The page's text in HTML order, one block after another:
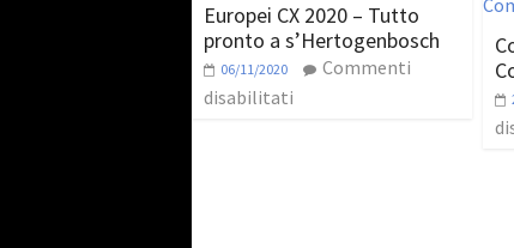
Europei CX 2020 – Tutto
pronto a s’Hertogenbosch
06/11/2020
Commenti
disabilitati